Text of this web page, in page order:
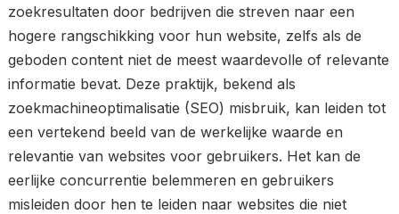
zoekresultaten door bedrijven die streven naar een
hogere rangschikking voor hun website, zelfs als de
geboden content niet de meest waardevolle of relevante
informatie bevat. Deze praktijk, bekend als
zoekmachineoptimalisatie (SEO) misbruik, kan leiden tot
een vertekend beeld van de werkelijke waarde en
relevantie van websites voor gebruikers. Het kan de
eerlijke concurrentie belemmeren en gebruikers
misleiden door hen te leiden naar websites die niet